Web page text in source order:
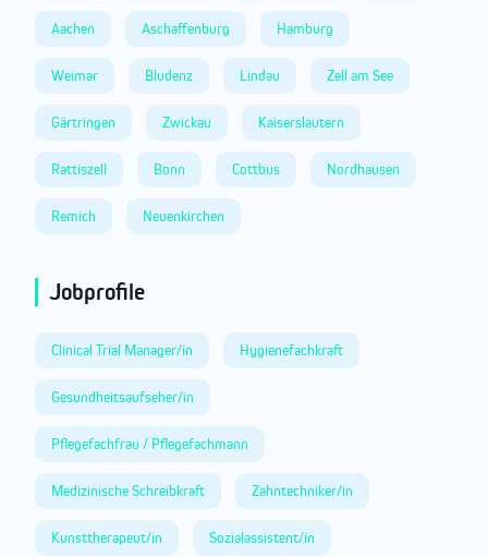
Aachen Aschaffenburg Hamburg
Weimar Bludenz Lindau Zell am See
Gärtringen Zwickau Kaiserslautern
Rattiszell Bonn Cottbus Nordhausen
Remich Neuenkirchen
Jobprofile
Clinical Trial Manager/in Hygienefachkraft
Gesundheitsaufseher/in
Pflegefachfrau / Pflegefachmann
Medizinische Schreibkraft Zahntechniker/in
Kunsttherapeut/in Sozialassistent/in